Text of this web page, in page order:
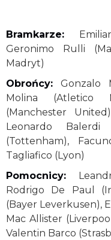
Bramkarze:
Geronimo Rulli
Madryt)
Obrońcy: Gonzalo
Molina (Atletico
(Manchester
Leonardo Balerdi
(Tottenham),
Tagliafico (Lyon)
Pomocnicy:
Rodrigo De Paul
(Bayer Leverkusen),
Mac Allister
Valentin Barco